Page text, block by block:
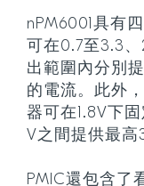
nPM6001具有
可在0.7至3.3
出範圍內分別
的電流。此外
器可在1.8V下
V之間提供最高
PMIC還包含了